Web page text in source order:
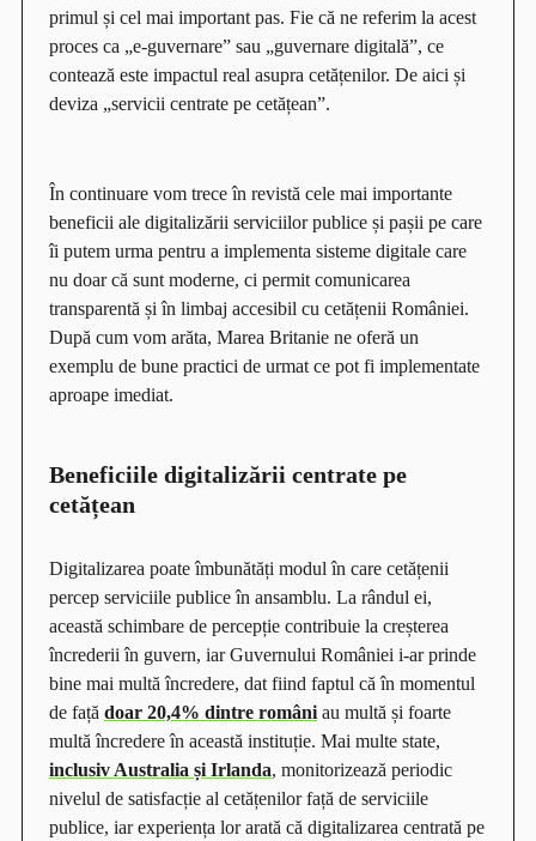
primul și cel mai important pas. Fie că ne referim la acest
proces ca „e-guvernare” sau „guvernare digitală”, ce
contează este impactul real asupra cetățenilor. De aici și
deviza „servicii centrate pe cetățean”.
În continuare vom trece în revistă cele mai importante
beneficii ale digitalizării serviciilor publice și pașii pe care
îi putem urma pentru a implementa sisteme digitale care
nu doar că sunt moderne, ci permit comunicarea
transparentă și în limbaj accesibil cu cetățenii României.
După cum vom arăta, Marea Britanie ne oferă un
exemplu de bune practici de urmat ce pot fi implementate
aproape imediat.
Beneficiile digitalizării centrate pe
cetățean
Digitalizarea poate îmbunătăți modul în care cetățenii
percep serviciile publice în ansamblu. La rândul ei,
această schimbare de percepție contribuie la creșterea
încrederii în guvern, iar Guvernului României i-ar prinde
bine mai multă încredere, dat fiind faptul că în momentul
de față doar 20,4% dintre români au multă și foarte
multă încredere în această instituție. Mai multe state,
inclusiv Australia și Irlanda, monitorizează periodic
nivelul de satisfacție al cetățenilor față de serviciile
publice, iar experiența lor arată că digitalizarea centrată pe